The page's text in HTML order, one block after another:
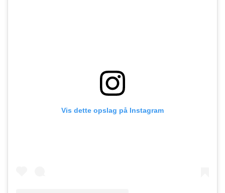
Vis dette opslag på Instagram